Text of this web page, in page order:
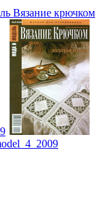
Вязание крючком